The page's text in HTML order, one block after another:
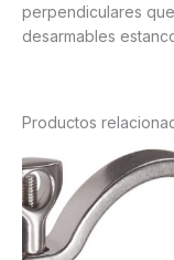
perpendiculares
desarmables
Productos